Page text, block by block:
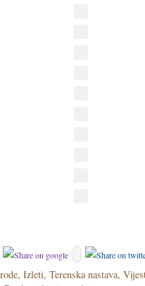
, Izleti, Terenska nastava,